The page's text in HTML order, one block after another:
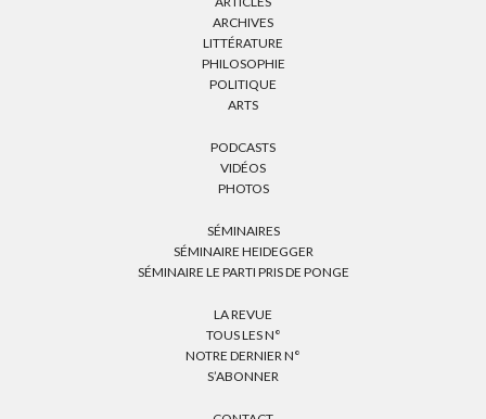
ARCHIVES
LITTÉRATURE
PHILOSOPHIE
POLITIQUE
ARTS
PODCASTS
VIDÉOS
PHOTOS
SÉMINAIRES
SÉMINAIRE HEIDEGGER
SÉMINAIRE LE PARTI PRIS DE PONGE
LA REVUE
TOUS LES N°
NOTRE DERNIER N°
S’ABONNER